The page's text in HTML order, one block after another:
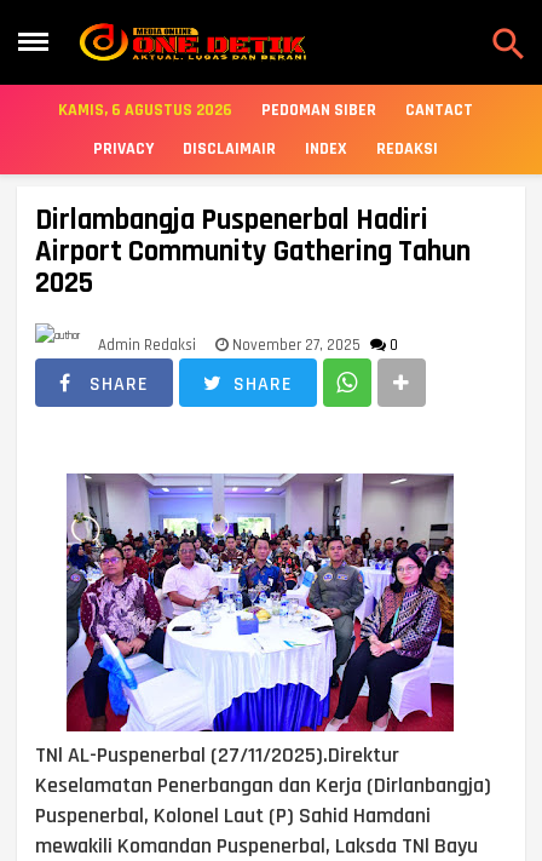

KAMIS, 6 AGUSTUS 2026 PEDOMAN SIBER
CANTACT
PRIVACY
DISCLAIMAIR INDEX REDAKSI
Dirlambangja Puspenerbal Hadiri
Airport Community Gathering Tahun
2025
Admin Redaksi November 27, 2025 0
SHARE SHARE
TNl AL-Puspenerbal (27/11/2025).Direktur
Keselamatan Penerbangan dan Kerja (Dirlanbangja)
Puspenerbal, Kolonel Laut (P) Sahid Hamdani
mewakili Komandan Puspenerbal, Laksda TNl Bayu